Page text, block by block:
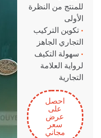
للمنتج من النظرة
الأولى
• تكوين التركيب
التجاري الجاهز
• سهولة التكيف
لرواية العلامة
التجارية
احصل
على
عرض
سعر
مجاني